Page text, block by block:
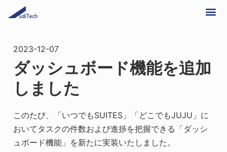
2023-12-07
ダッシュボード機能を追加
しました
このたび、「いつでもSUITES」「どこでもJUJU」に
おいてタスクの件数および進捗を把握できる「ダッシ
ュボード機能」を新たに実装いたしました。